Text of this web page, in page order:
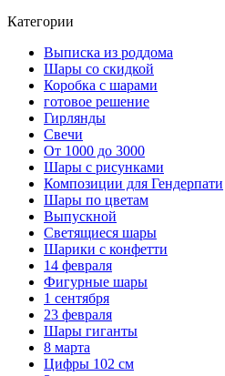
Категории
Выписка из роддома
Шары со скидкой
Коробка с шарами
готовое решение
Гирлянды
Свечи
От 1000 до 3000
Шары с рисунками
Композиции для Гендерпати
Шары по цветам
Выпускной
Светящиеся шары
Шарики с конфетти
14 февраля
Фигурные шары
1 сентября
23 февраля
Шары гиганты
8 марта
Цифры 102 см